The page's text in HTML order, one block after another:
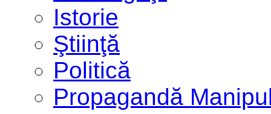
Istorie
Ştiinţă
Politică
Propagandă